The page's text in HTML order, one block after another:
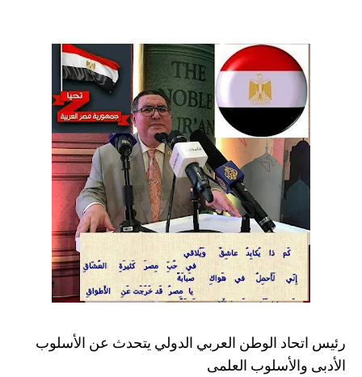
رئيس اتحاد الوطن العربي الدولي يتحدث عن الأسلوب
الأدبى والأسلوب العلمى